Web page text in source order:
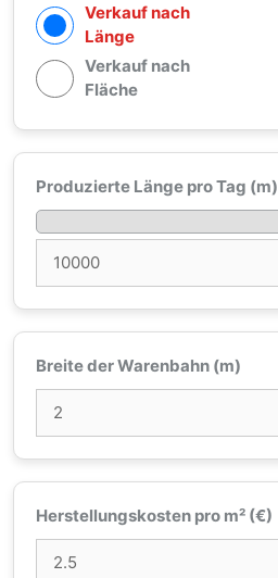
Verkauf nach
Länge
Verkauf nach
Fläche
Produzierte Länge pro Tag (m)
Breite der Warenbahn (m)
Herstellungskosten pro m² (€)